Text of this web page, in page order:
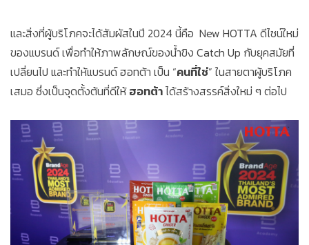
และสิ่งที่ผู้บริโภคจะได้สัมผัสในปี 2024 นี้คือ New HOTTA ดีไซน์ใหม่
ของแบรนด์ เพื่อทำให้ภาพลักษณ์ของน้ำขิง Catch Up กับยุคสมัยที่
เปลี่ยนไป และทำให้แบรนด์ ฮอทต้า เป็น “คนที่ใช่” ในสายตาผู้บริโภค
เสมอ ซึ่งเป็นจุดตั้งต้นที่ดีให้ฮอทต้าได้สร้างสรรค์สิ่งใหม่ ๆ ต่อไป